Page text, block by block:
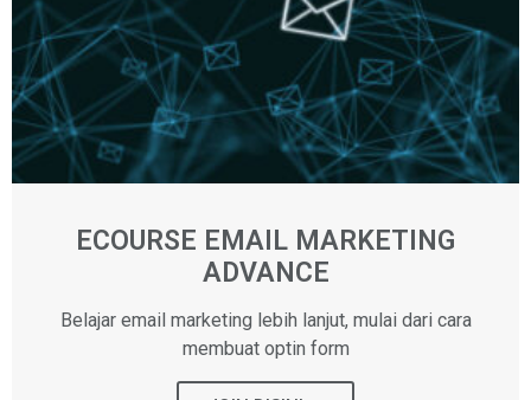
ECOURSE EMAIL MARKETING
ADVANCE
Belajar email marketing lebih lanjut, mulai dari cara
membuat optin form